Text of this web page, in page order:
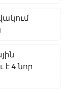
4 նոր